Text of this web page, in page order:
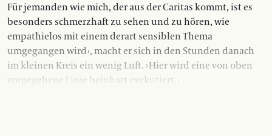
Für jemanden wie mich, der aus der Caritas kommt, ist es
besonders schmerzhaft zu sehen und zu hören, wie
empathielos mit einem der­­art sensiblen Thema
umgegangen wird ‹, macht er sich in den Stunden danach
im kleinen Kreis ein wenig Luft. › Hier wird eine von oben
vorgegebene Linie beinhart exekutiert. ‹